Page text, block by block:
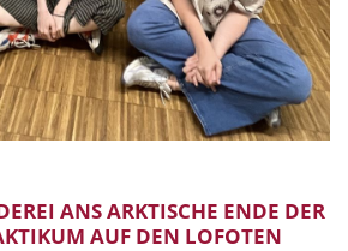
ANS ARKTISCHE ENDE DER
AUF DEN LOFOTEN